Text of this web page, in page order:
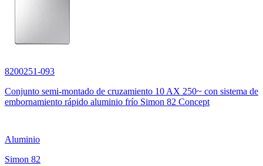
8200251-093
Conjunto semi-montado de cruzamiento 10 AX 250~ con sistema de
embornamiento rápido aluminio frío Simon 82 Concept
Aluminio
Simon 82